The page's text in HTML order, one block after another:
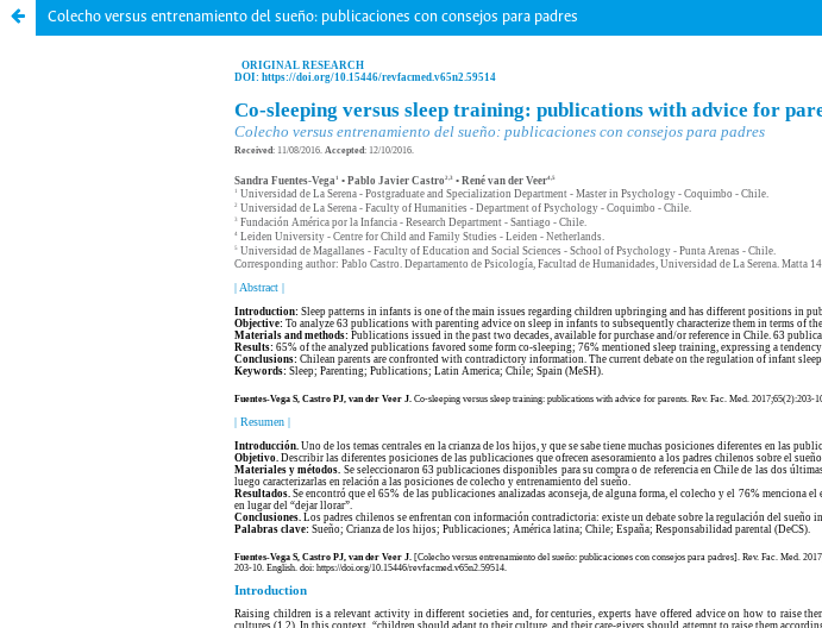
Colecho versus entrenamiento del sueño: publicaciones con consejos para padres